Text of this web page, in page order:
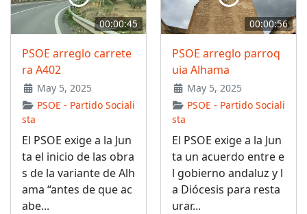
00:00:45
PSOE arreglo carrete
ra A402
May 5, 2025
PSOE - Partido Sociali
sta
El PSOE exige a la Jun
ta el inicio de las obra
s de la variante de Alh
ama “antes de que ac
abe...
00:00:56
PSOE arreglo parroq
uia Alhama
May 5, 2025
PSOE - Partido Sociali
sta
El PSOE exige a la Jun
ta un acuerdo entre e
l gobierno andaluz y l
a Diócesis para resta
urar...